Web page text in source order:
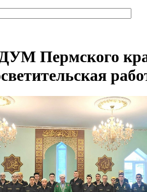
Пермского